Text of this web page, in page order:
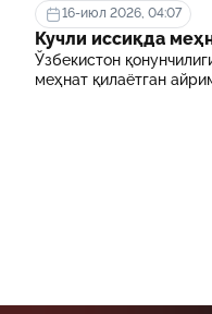
16-июл 2026, 04:07
Кучли иссиқда
Ўзбекистон
меҳнат қилаётган